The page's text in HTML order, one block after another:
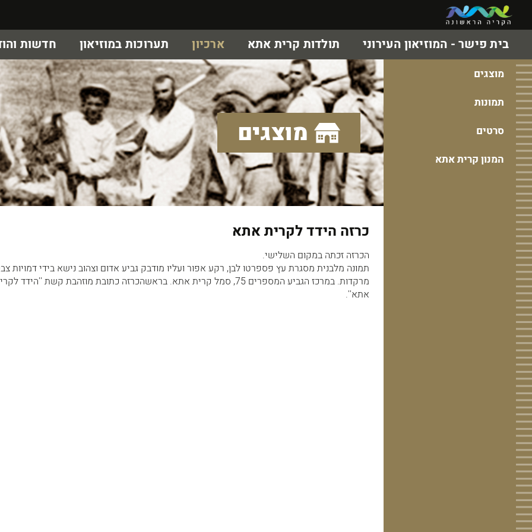
בית פישר - המוזיאון העירוני תולדות קרית אתא ארכיון תערוכות במוזיאון חדשות
מוצגים
תמונות
סרטים
המנון קרית אתא
מוצגים
כרזה הידד לקרית אתא
הכרזה זכתה במקום השלישי.
תמונה מלבנית מסגרת עץ פספרטו לבן, רקע אפור ועליו מודבק גביע אדום וצהוב נישא בידי דמויות
מרקדות. במרכז הגביע המספרים 75, סמל קרית אתא. בראשהכרזה כתובת מוזהבת קשת ''הידד
אתא''.